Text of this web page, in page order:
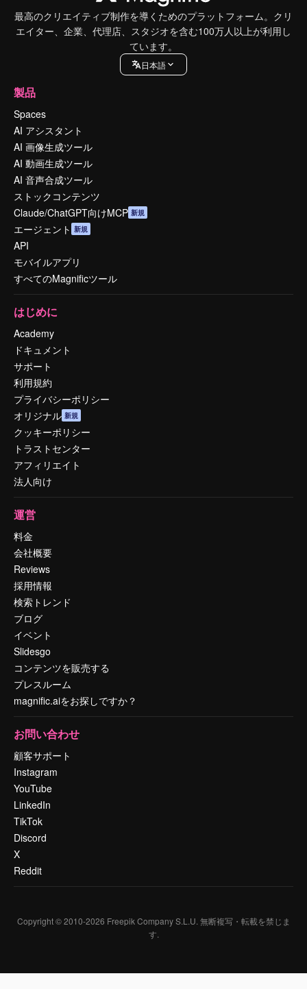
最高のクリエイティブ制作を導くためのプラットフォーム。クリ
エイター、企業、代理店、スタジオを含む100万人以上が利用し
ています。
日本語
製品
Spaces
AI アシスタント
AI 画像生成ツール
AI 動画生成ツール
AI 音声合成ツール
ストックコンテンツ
Claude/ChatGPT向けMCP 新規
エージェント 新規
API
モバイルアプリ
すべてのMagnificツール
はじめに
Academy
ドキュメント
サポート
利用規約
プライバシーポリシー
オリジナル 新規
クッキーポリシー
トラストセンター
アフィリエイト
法人向け
運営
料金
会社概要
Reviews
採用情報
検索トレンド
ブログ
イベント
Slidesgo
コンテンツを販売する
プレスルーム
magnific.aiをお探しですか？
お問い合わせ
顧客サポート
Instagram
YouTube
LinkedIn
TikTok
Discord
X
Reddit
Copyright © 2010-2026 Freepik Company S.L.U. 無断複写・転載を禁じま
す.